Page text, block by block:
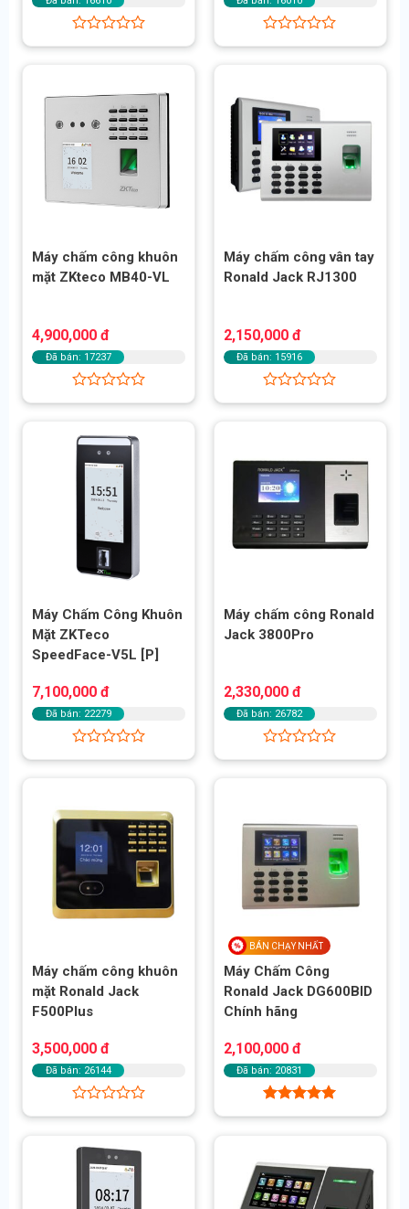
Được
Được
5
sao
Máy chấm công khuôn
mặt ZKteco MB40-VL
4,900,000đ
Đã bán: 17237
Được
0
Máy chấm công vân tay
Ronald Jack RJ1300
2,150,000 đ
Đã bán: 15916
Được
5
sao
Máy Chấm Công Khuôn
Mặt ZKTeco
SpeedFace-V5L [P]
7,100,000đ
Đã bán: 22279
Được
5
sao
Máy chấm công Ronald
Jack 3800Pro
2,330,000 đ
Đã bán: 26782
Được
sao
Máy chấm công khuôn
mặt Ronald Jack
F500Plus
3,500,000đ
Đã bán: 26144
Được
hạng
BÁN CHẠY NHẤT
Máy Chấm Công
Ronald Jack DG600BID
Chính hãng
2,100,000 đ
Đã bán: 20831
Được xếp